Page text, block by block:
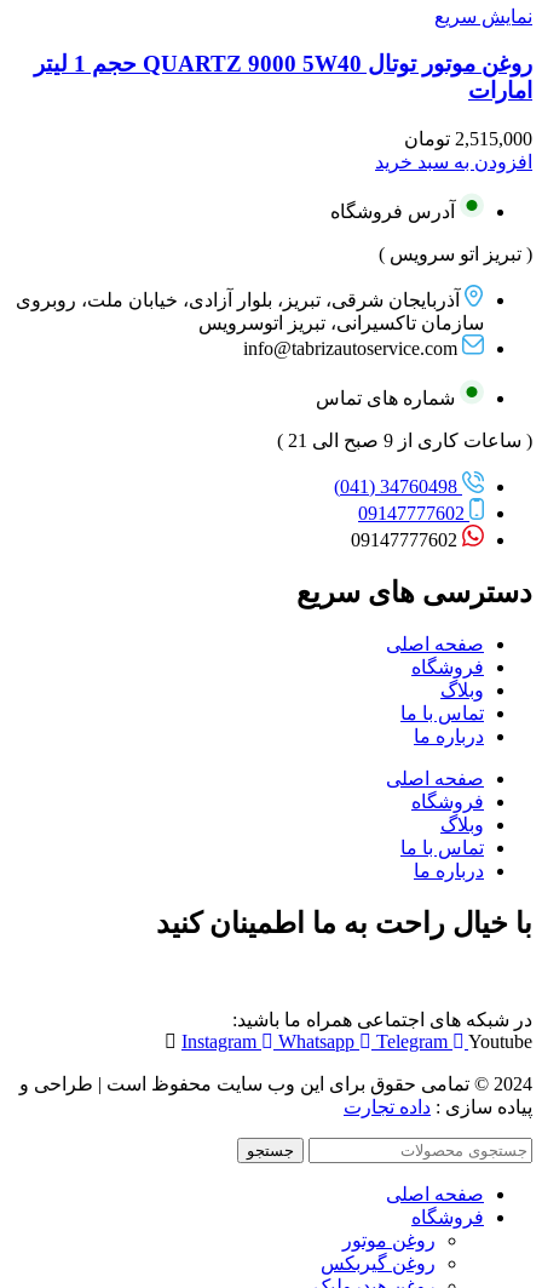
نمایش سریع
روغن موتور توتال QUARTZ 9000 5W40 حجم 1 لیتر
امارات
2,515,000 تومان
افزودن به سبد خرید
آدرس فروشگاه
( تبریز اتو سرویس )
آذربایجان شرقی، تبریز، بلوار آزادی، خیابان ملت، روبروی
سازمان تاکسیرانی، تبریز اتوسرویس
info@tabrizautoservice.com
شماره های تماس
( ساعات کاری از 9 صبح الی 21 )
34760498 (041)
09147777602
09147777602
دسترسی های سریع
صفحه اصلی
فروشگاه
وبلاگ
تماس با ما
درباره ما
صفحه اصلی
فروشگاه
وبلاگ
تماس با ما
درباره ما
با خیال راحت به ما اطمینان کنید
در شبکه های اجتماعی همراه ما باشید:
Instagram
Whatsapp Telegram Youtube
2024 © تمامی حقوق برای این وب سایت محفوظ است | طراحی و
پیاده سازی : داده تجارت
جستجو
صفحه اصلی
فروشگاه
روغن موتور
روغن گیربکس